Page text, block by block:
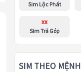
Sim Lộc Phát
xx
Sim Trả Góp
SIM THEO MỆNH